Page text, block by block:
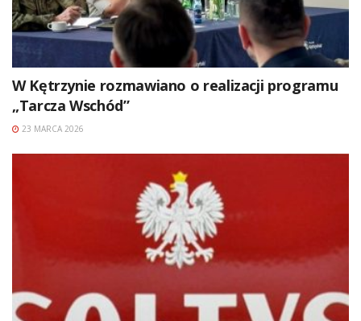
W Kętrzynie rozmawiano o realizacji programu
„Tarcza Wschód”
23 MARCA 2026